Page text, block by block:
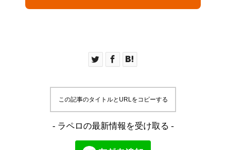
この記事のタイトルとURLをコピーする
- ラペロの最新情報を受け取る -